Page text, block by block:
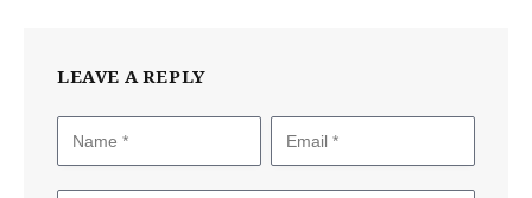
LEAVE A REPLY